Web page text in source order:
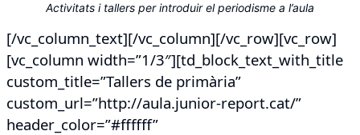
Activitats i tallers per introduir el periodisme a l’aula
[/vc_column_text][/vc_column][/vc_row][vc_row]
[vc_column width=”1/3″][td_block_text_with_title
custom_title=”Tallers de primària”
custom_url=”http://aula.junior-report.cat/”
header_color=”#ffffff”